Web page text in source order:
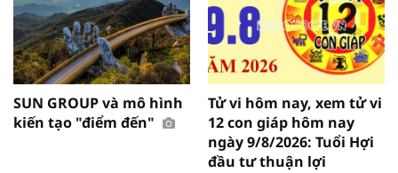
SUN GROUP và mô hình
kiến tạo "điểm đến"
Tử vi hôm nay, xem tử vi
12 con giáp hôm nay
ngày 9/8/2026: Tuổi Hợi
đầu tư thuận lợi